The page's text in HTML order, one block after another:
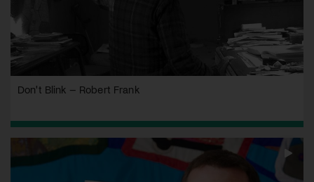
Don't Blink – Robert Frank